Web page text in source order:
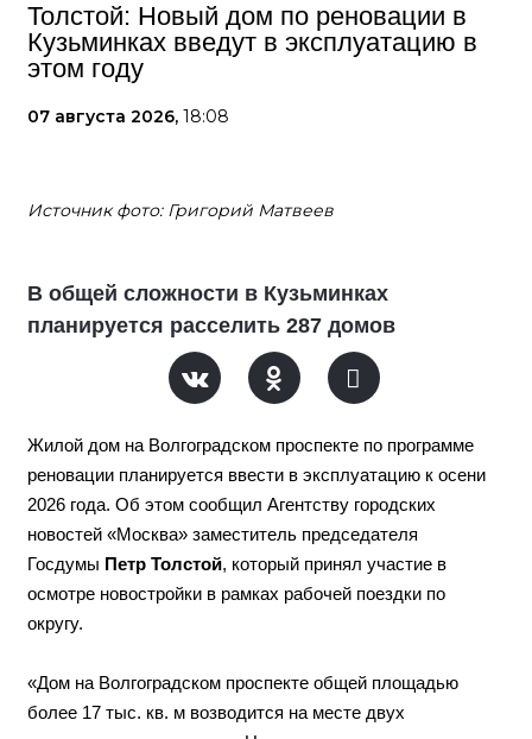
Толстой: Новый дом по реновации в
Кузьминках введут в эксплуатацию в
этом году
07 августа 2026, 18:08
Источник фото: Григорий Матвеев